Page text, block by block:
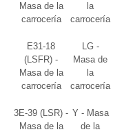
Masa de la
carrocería
la
carrocería
E31-18
(LSFR) -
Masa de la
carrocería
LG -
Masa de
la
carrocería
3E-39 (LSR) -
Masa de la
Y - Masa
de la